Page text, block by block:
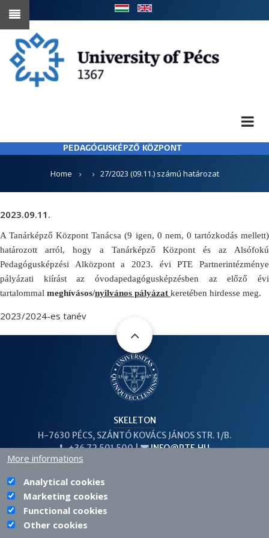
Skip
main
content
PEDAGÓGUSKÉPZŐ KÖZPONT
Home 27/2023 (09.11.) számú határozat
2023.09.11.
A Tanárképző Központ Tanácsa (9 igen, 0 nem, 0 tartózkodás mellett)
határozott arról, hogy a Tanárképző Központ és az Alsófokú
Pedagógusképzési Alközpont a 2023. évi PTE Partnerintézménye
pályázati kiírást az óvodapedagógusképzésben az előző évi
tartalommal meghívásos/nyilvános pályázat keretében hirdesse meg.
2023/2024-es tanév
SKELETON
H-7630 PÉCS, SZÁNTÓ KOVÁCS JÁNOS STR. 1/B.
PHONE
+36 72 501 500 | EMAIL
INFO@PTE.HU
More informations
Analytical cookies
Marketing cookies
Functional cookies
Other cookies